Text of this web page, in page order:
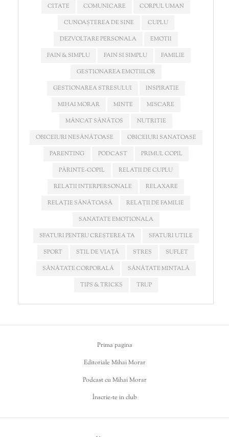
CITATE
COMUNICARE
CORPUL UMAN
CUNOAȘTEREA DE SINE
CUPLU
DEZVOLTARE PERSONALA
EMOTII
FAIN & SIMPLU
FAIN SI SIMPLU
FAMILIE
GESTIONAREA EMOTIILOR
GESTIONAREA STRESULUI
INSPIRATIE
MIHAI MORAR
MINTE
MISCARE
MÂNCAT SĂNĂTOS
NUTRITIE
OBICEIURI NESĂNĂTOASE
OBICEIURI SANATOASE
PARENTING
PODCAST
PRIMUL COPIL
PĂRINTE-COPIL
RELATII DE CUPLU
RELATII INTERPERSONALE
RELAXARE
RELAȚIE SĂNĂTOASĂ
RELAȚII DE FAMILIE
SANATATE EMOTIONALA
SFATURI PENTRU CREȘTEREA TA
SFATURI UTILE
SPORT
STIL DE VIAȚĂ STRES
SUFLET
SĂNĂTATE CORPORALĂ
SĂNĂTATE MINTALĂ
TIPS & TRICKS
TRUP
Prima pagina
Editoriale Mihai Morar
Podcast cu Mihai Morar
Înscrie-te in club